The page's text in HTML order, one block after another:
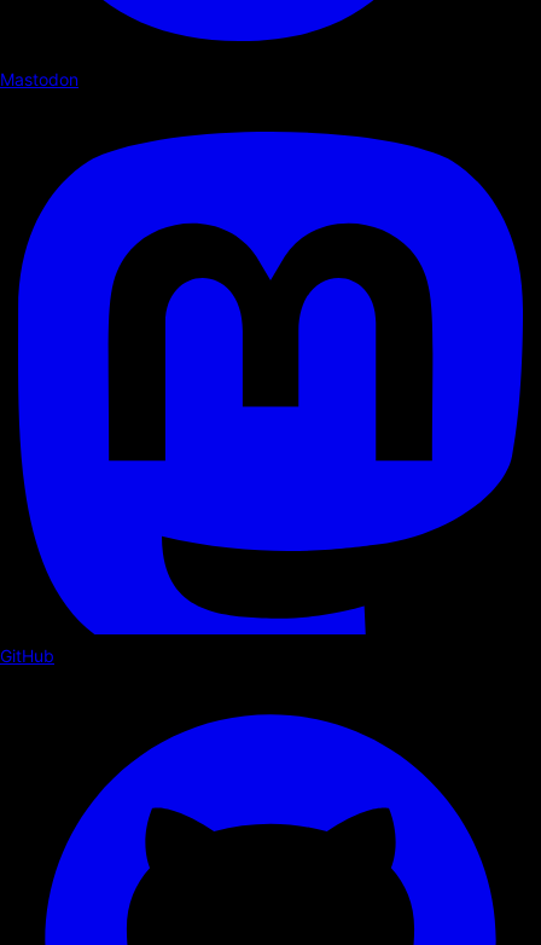
Mastodon
GitHub